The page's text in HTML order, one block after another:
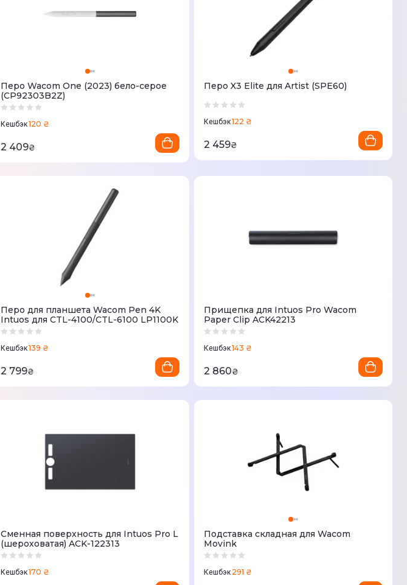
Перо Wacom One (2023) бело-серое
(CP92303B2Z)
Кешбэк120 ₴
2 409₴
Перо X3 Elite для Artist (SPE60)
Кешбэк122 ₴
2 459₴
Перо для планшета Wacom Pen 4K
Intuos для CTL-4100/CTL-6100 LP1100K
Кешбэк139 ₴
2 799₴
Прищепка для Intuos Pro Wacom
Paper Clip ACK42213
Кешбэк143 ₴
2 860₴
Сменная поверхность для Intuos Pro L
(шероховатая) ACK-122313
Кешбэк170 ₴
Подставка складная для Wacom
Movink
Кешбэк 291 ₴